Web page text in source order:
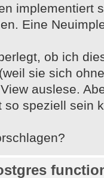
implementiert
Eine
ob ich
sie sich
auslese.
so speziell sein